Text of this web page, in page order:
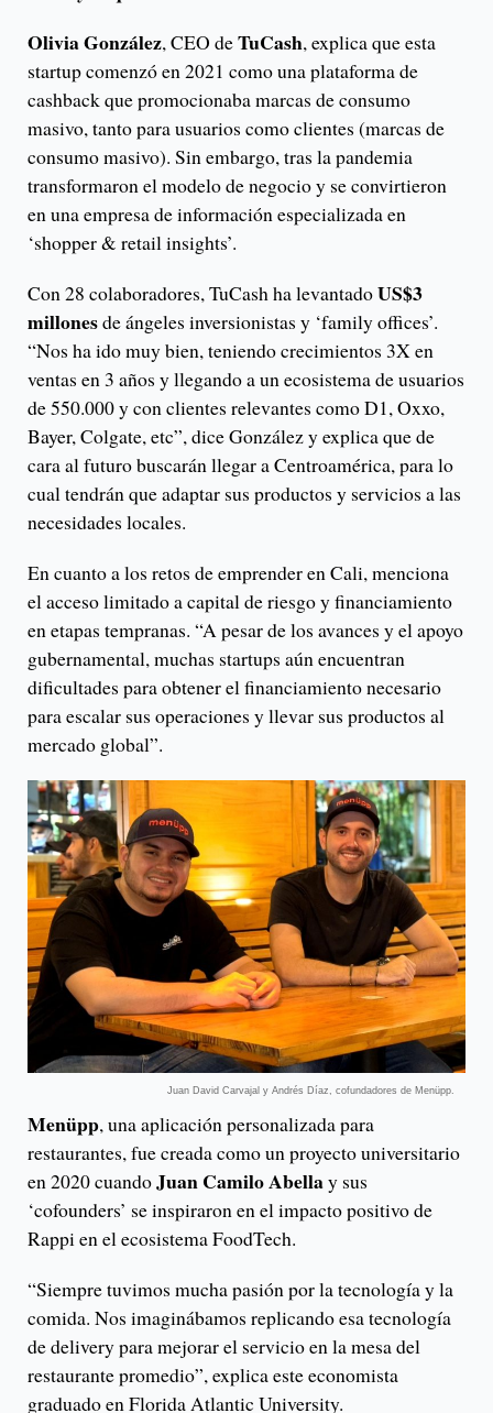
Olivia González, CEO deTuCash, explica que esta
startup comenzó en 2021 como una plataforma de
cashback que promocionaba marcas de consumo
masivo, tanto para usuarios como clientes (marcas de
consumo masivo). Sin embargo, tras la pandemia
transformaron el modelo de negocio y se convirtieron
en una empresa de información especializada en
‘shopper & retail insights’.
Con 28 colaboradores, TuCash ha levantadoUS$3
millonesde ángeles inversionistas y ‘family offices’.
“Nos ha ido muy bien, teniendo crecimientos 3X en
ventas en 3 años y llegando a un ecosistema de usuarios
de 550.000 y con clientes relevantes como D1, Oxxo,
Bayer, Colgate, etc”, dice González y explica que de
cara al futuro buscarán llegar a Centroamérica, para lo
cual tendrán que adaptar sus productos y servicios a las
necesidades locales.
En cuanto a los retos de emprender en Cali, menciona
el acceso limitado a capital de riesgo y financiamiento
en etapas tempranas. “A pesar de los avances y el apoyo
gubernamental, muchas startups aún encuentran
dificultades para obtener el financiamiento necesario
para escalar sus operaciones y llevar sus productos al
mercado global”.
Juan David Carvajal y Andrés Díaz, cofundadores de Menüpp.
Menüpp, una aplicación personalizada para
restaurantes, fue creada como un proyecto universitario
en 2020 cuandoJuan Camilo Abellay sus
‘cofounders’ se inspiraron en el impacto positivo de
Rappi en el ecosistema FoodTech.
“Siempre tuvimos mucha pasión por la tecnología y la
comida. Nos imaginábamos replicando esa tecnología
de delivery para mejorar el servicio en la mesa del
restaurante promedio”, explica este economista
graduado en Florida Atlantic University.